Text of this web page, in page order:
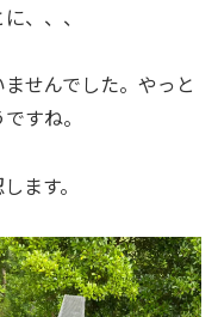
、、、
せんでした。やっと
すね。
ます。